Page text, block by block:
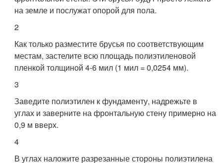
на земле и послужат опорой для пола.
2
Как только разместите брусья по соответствующим
местам, застелите всю площадь полиэтиленовой
пленкой толщиной 4-6 мил (1 мил = 0,0254 мм).
3
Заведите полиэтилен к фундаменту, надрежьте в
углах и заверните на фронтальную стену примерно на
0,9 м вверх.
4
В углах наложите разрезанные стороны полиэтилена